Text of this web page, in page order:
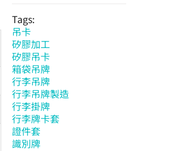
Tags:
吊卡
矽膠加工
矽膠吊卡
箱袋吊牌
行李吊牌
行李吊牌製造
行李掛牌
行李牌卡套
證件套
識別牌